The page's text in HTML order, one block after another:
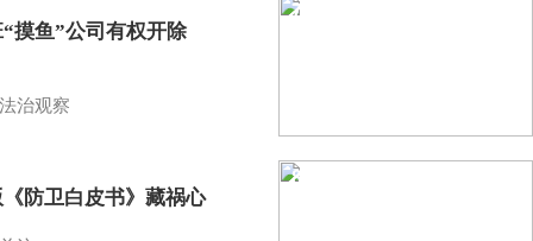
摸鱼”公司有权开除
治观察
防卫白皮书》藏祸心
7
8